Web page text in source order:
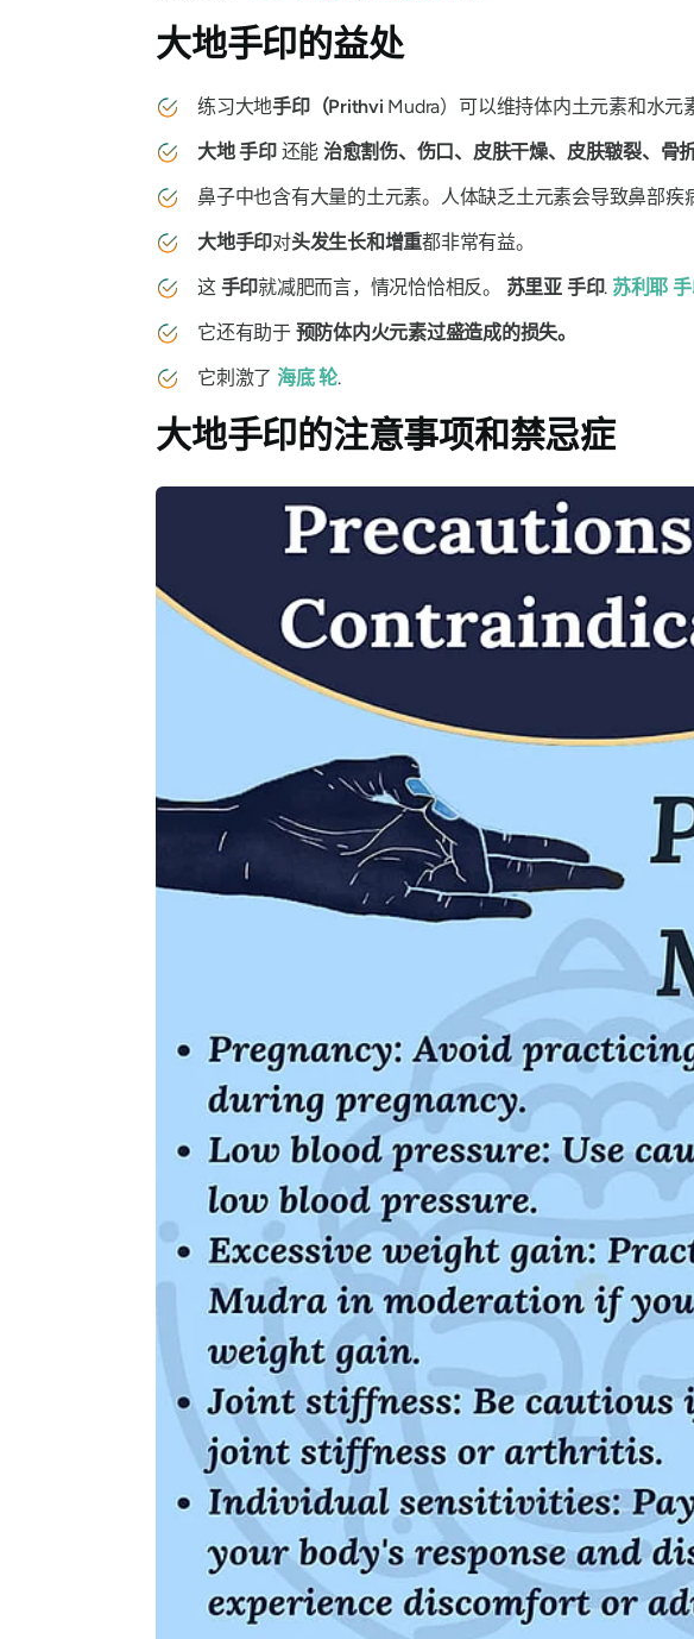
大地手印的益处
练习大地手印（Prithvi Mudra）可以维持体内土元素和水元
大地手印还能 治愈割伤、伤口、皮肤干燥、皮肤皲裂、骨
鼻子中也含有大量的土元素。人体缺乏土元素会导致鼻部疾
大地手印对头发生长和增重都非常有益。
这 手印就减肥而言，情况恰恰相反。 苏里亚 手印. 苏利耶
它还有助于 预防体内火元素过盛造成的损失。
它刺激了 海底轮.
大地手印的注意事项和禁忌症